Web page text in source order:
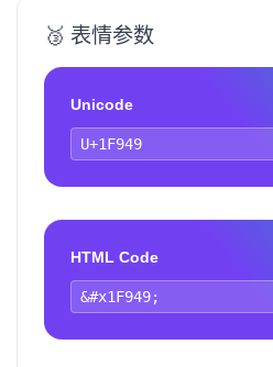
🥉 表情参数
Unicode
HTML Code